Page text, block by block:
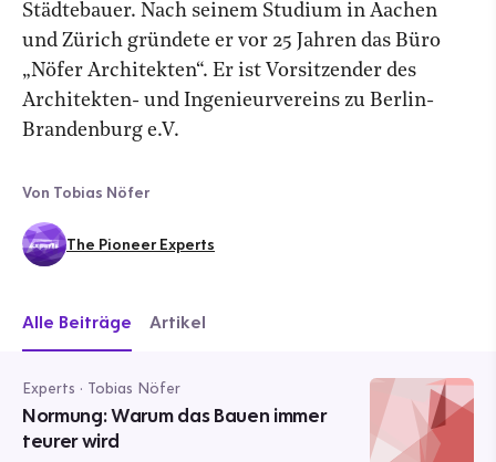
Städtebauer. Nach seinem Studium in Aachen
und Zürich gründete er vor 25 Jahren das Büro
„Nöfer Architekten“. Er ist Vorsitzender des
Architekten- und Ingenieurvereins zu Berlin-
Brandenburg e.V.
Von Tobias Nöfer
The Pioneer Experts
Alle Beiträge Artikel
Experts · Tobias Nöfer
Normung: Warum das Bauen immer
teurer wird